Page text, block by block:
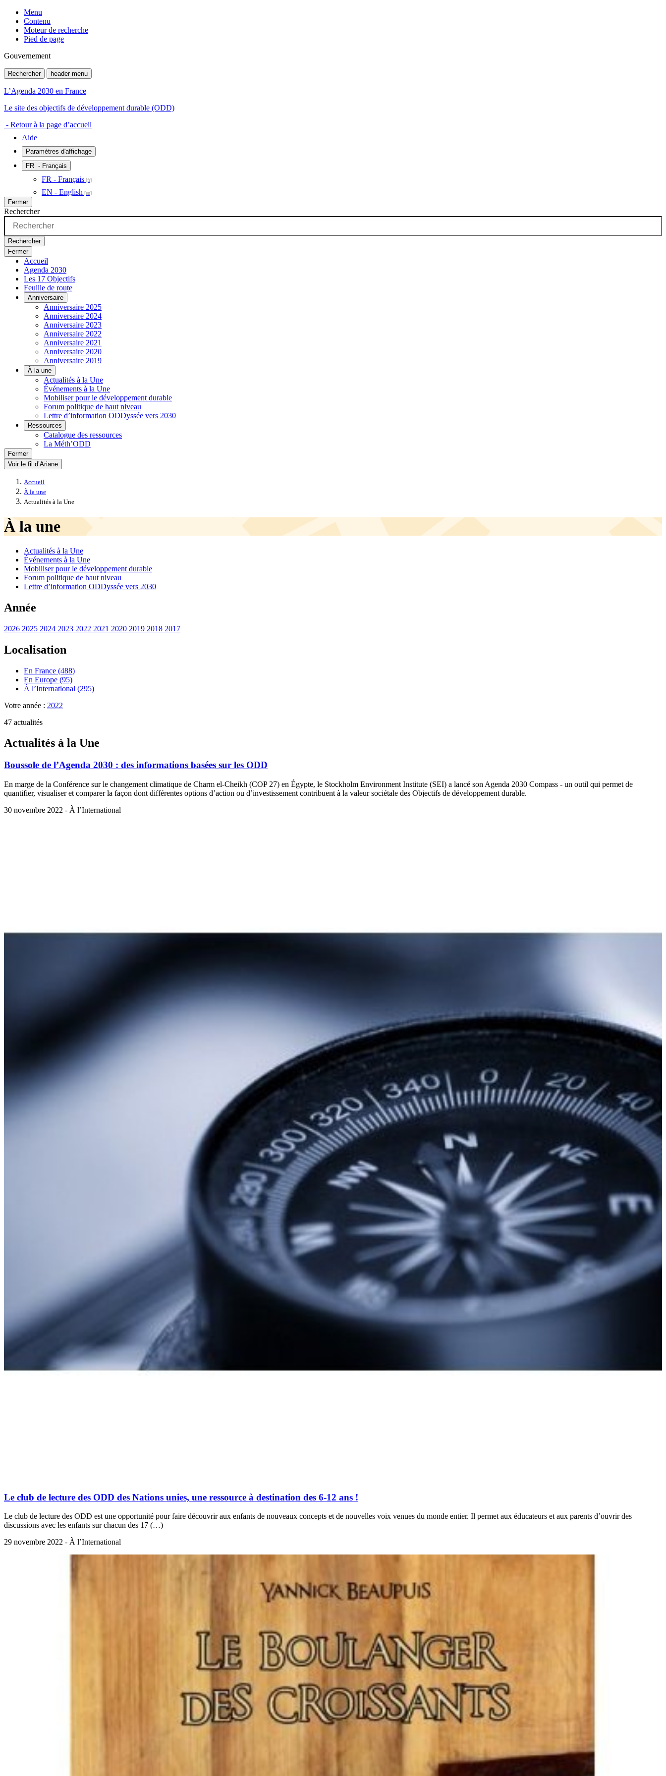
Menu
Contenu
Moteur de recherche
Pied de page
Gouvernement
Rechercher header menu
L’Agenda 2030 en France
Le site des objectifs de développement durable (ODD)
- Retour à la page d’accueil
Aide
Paramètres d'affichage
FR - Français
FR - Français
EN - English
Fermer
Rechercher
Rechercher
Fermer
Accueil
Agenda 2030
Les 17 Objectifs
Feuille de route
Anniversaire
Anniversaire 2025
Anniversaire 2024
Anniversaire 2023
Anniversaire 2022
Anniversaire 2021
Anniversaire 2020
Anniversaire 2019
À la une
Actualités à la Une
Événements à la Une
Mobiliser pour le développement durable
Forum politique de haut niveau
Lettre d’information ODDyssée vers 2030
Ressources
Catalogue des ressources
La Méth’ODD
Fermer
Voir le fil d’Ariane
Accueil
À la une
Actualités à la Une
À la une
Actualités à la Une
Événements à la Une
Mobiliser pour le développement durable
Forum politique de haut niveau
Lettre d’information ODDyssée vers 2030
Année
2026 2025 2024 2023 2022 2021 2020 2019 2018 2017
Localisation
En France (488)
En Europe (95)
À l’International (295)
Votre année : 2022
47 actualités
Actualités à la Une
Boussole de l’Agenda 2030 : des informations basées sur les ODD
En marge de la Conférence sur le changement climatique de Charm el-Cheikh (COP 27) en Égypte, le Stockholm Environment Institute (SEI) a lancé son Agenda 2030 Compass - un outil qui permet de
quantifier, visualiser et comparer la façon dont différentes options d’action ou d’investissement contribuent à la valeur sociétale des Objectifs de développement durable.
30 novembre 2022 - À l’International
Le club de lecture des ODD des Nations unies, une ressource à destination des 6-12 ans !
Le club de lecture des ODD est une opportunité pour faire découvrir aux enfants de nouveaux concepts et de nouvelles voix venues du monde entier. Il permet aux éducateurs et aux parents d’ouvrir des
discussions avec les enfants sur chacun des 17 (…)
29 novembre 2022 - À l’International